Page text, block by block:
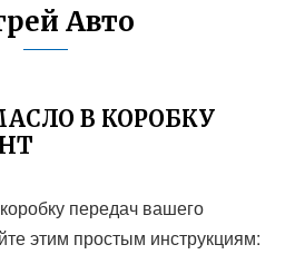
Авто
В КОРОБКУ
передач вашего
этим простым инструкциям: